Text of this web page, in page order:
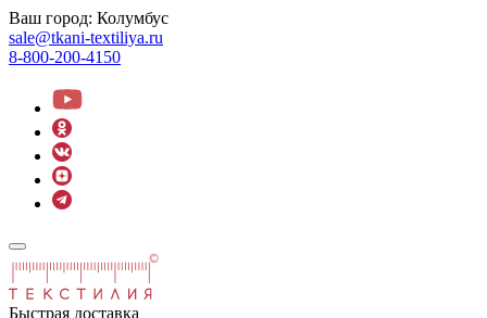
Ваш город: Колумбус
sale@tkani-textiliya.ru
8-800-200-4150
Быстрая доставка